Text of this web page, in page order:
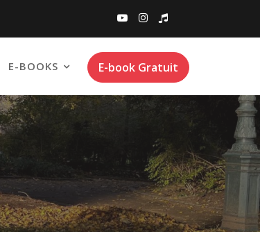
E-book Gratuit
E-BOOKS